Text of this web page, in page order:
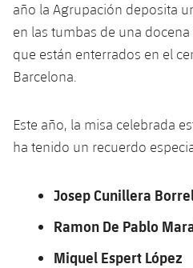
año la Agrupación deposita
en las tumbas de una
que están enterrados en el
Barcelona.
Este año, la misa celebrada
ha tenido un recuerdo
Josep Cunillera
Ramon De Pablo
Miquel Espert López